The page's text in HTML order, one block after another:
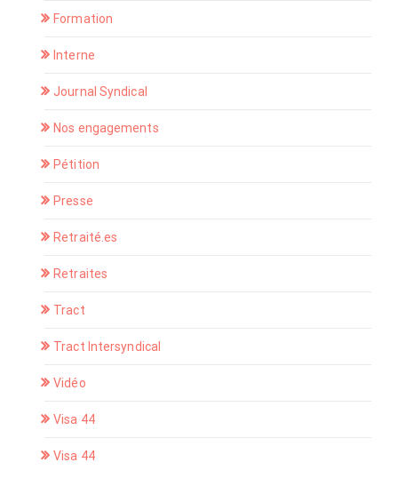
Formation
Interne
Journal Syndical
Nos engagements
Pétition
Presse
Retraité.es
Retraites
Tract
Tract Intersyndical
Vidéo
Visa 44
Visa 44